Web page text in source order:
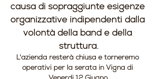
causa di sopraggiunte esigenze
organizzative indipendenti dalla
volontà della band e della
struttura.
L'azienda resterà chiusa e torneremo
operativi per la serata in Vigna di